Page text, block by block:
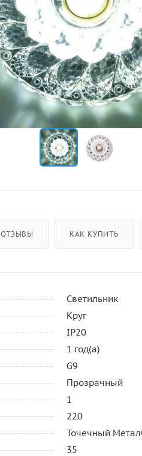
ОТЗЫВЫ КАК КУПИТЬ
Светильник
Круг
IP20
1 год(а)
G9
Прозрачный
1
220
Точечный
35